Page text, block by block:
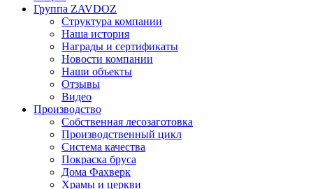
Группа ZAVDOZ
Структура компании
Наша история
Награды и сертификаты
Новости компании
Наши объекты
Отзывы
Видео
Производство
Собственная лесозаготовка
Производственный цикл
Система качества
Покраска бруса
Дома Фахверк
Храмы и церкви